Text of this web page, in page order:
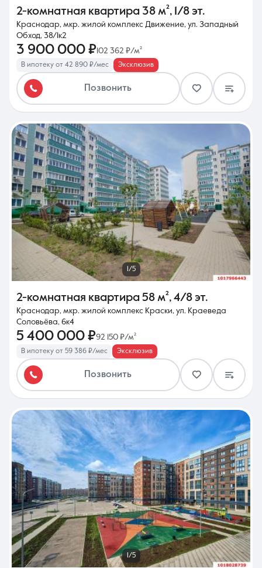
2-комнатная квартира 38 м², 1/8 эт.
Краснодар, мкр. жилой комплекс Движение, ул. Западный
Обход, 38/1к2
3 900 000 ₽102 362 ₽/м²
В ипотеку от 42 890 ₽/мес Эксклюзив
Позвонить
1/5
2-комнатная квартира 58 м², 4/8 эт.
Краснодар, мкр. жилой комплекс Краски, ул. Краеведа
Соловьёва, 6к4
5 400 000 ₽92 150 ₽/м²
В ипотеку от 59 386 ₽/мес Эксклюзив
Позвонить
1/5